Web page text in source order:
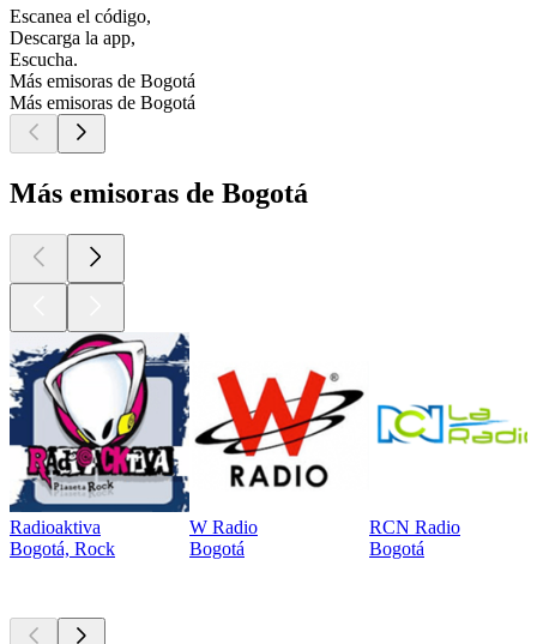
Escanea el código,
Descarga la app,
Escucha.
Más emisoras de Bogotá
Más emisoras de Bogotá
Más emisoras de Bogotá
Radioaktiva
Bogotá, Rock
W Radio
Bogotá
RCN Radio
Bogotá